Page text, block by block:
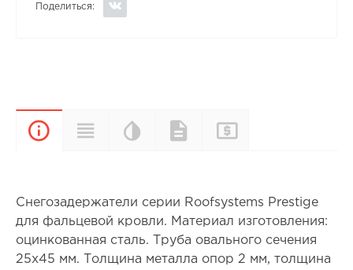
Поделиться:
ОписаниеХарактеристики
Цветовая
палитра
Документы
Снегозадержатели серии Roofsystems Prestige
для фальцевой кровли. Материал изготовления:
оцинкованная сталь. Труба овального сечения
25х45 мм. Толщина металла опор 2 мм, толщина